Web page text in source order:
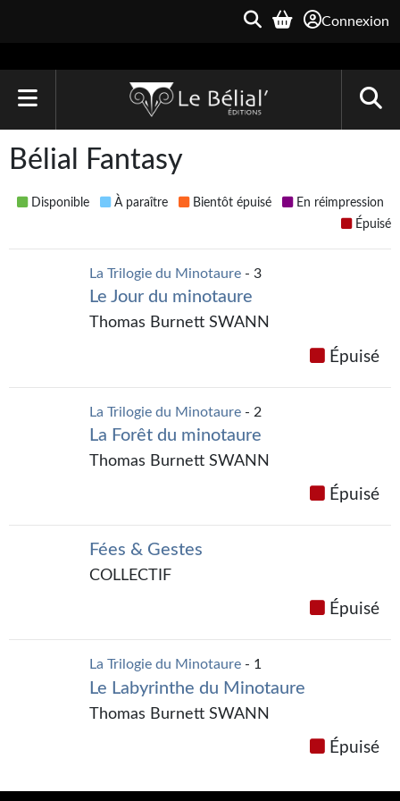
Connexion
ACCUEIL
Archive du Futur
Étoiles vives
Romans et recueils
Une Heure-Lumière
Livres audio
Bélial Fantasy
Disponible À paraître Bientôt épuisé
En réimpression
Épuisé
La Trilogie du Minotaure - 3
Le Jour du minotaure
Thomas Burnett SWANN
Épuisé
La Trilogie du Minotaure - 2
La Forêt du minotaure
Thomas Burnett SWANN
Épuisé
Fées & Gestes
COLLECTIF
Épuisé
La Trilogie du Minotaure - 1
Le Labyrinthe du Minotaure
Thomas Burnett SWANN
Épuisé